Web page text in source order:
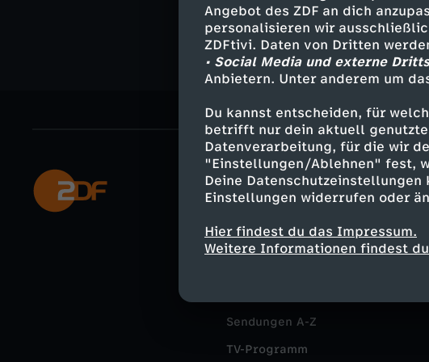
Angebot des ZDF an dich
personalisieren wir
ZDFtivi. Daten von Dritten
• Social Media und externe
Anbietern. Unter anderem um
Du kannst entscheiden, für
betrifft nur dein aktuell
Datenverarbeitung, für die wir
"Einstellungen/Ablehnen" fest,
Deine
Einstellungen widerrufen oder
Hier findest du das Impressum.
Weitere Informationen findest
Mehr ZDF
Smart TV
Sendungen A-Z
TV-Programm